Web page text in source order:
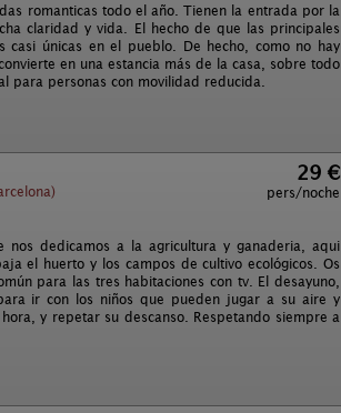
romanticas todo el año. Tienen la entrada por la
claridad y vida. El hecho de que las principales
casi únicas en el pueblo. De hecho, como no hay
en una estancia más de la casa, sobre todo
para personas con movilidad reducida.
29 €
pers/noche
nos dedicamos a la agricultura y ganaderia, aqui
el huerto y los campos de cultivo ecológicos. Os
para las tres habitaciones con tv. El desayuno,
ir con los niños que pueden jugar a su aire y
y repetar su descanso. Respetando siempre a